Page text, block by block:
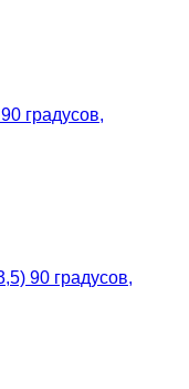
градусов,
90 градусов,